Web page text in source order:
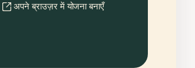
अपने ब्राउज़र में योजना बनाएँ